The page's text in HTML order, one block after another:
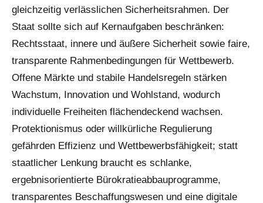
gleichzeitig verlässlichen Sicherheitsrahmen. Der
Staat sollte sich auf Kernaufgaben beschränken:
Rechtsstaat, innere und äußere Sicherheit sowie faire,
transparente Rahmenbedingungen für Wettbewerb.
Offene Märkte und stabile Handelsregeln stärken
Wachstum, Innovation und Wohlstand, wodurch
individuelle Freiheiten flächendeckend wachsen.
Protektionismus oder willkürliche Regulierung
gefährden Effizienz und Wettbewerbsfähigkeit; statt
staatlicher Lenkung braucht es schlanke,
ergebnisorientierte Bürokratieabbauprogramme,
transparentes Beschaffungswesen und eine digitale